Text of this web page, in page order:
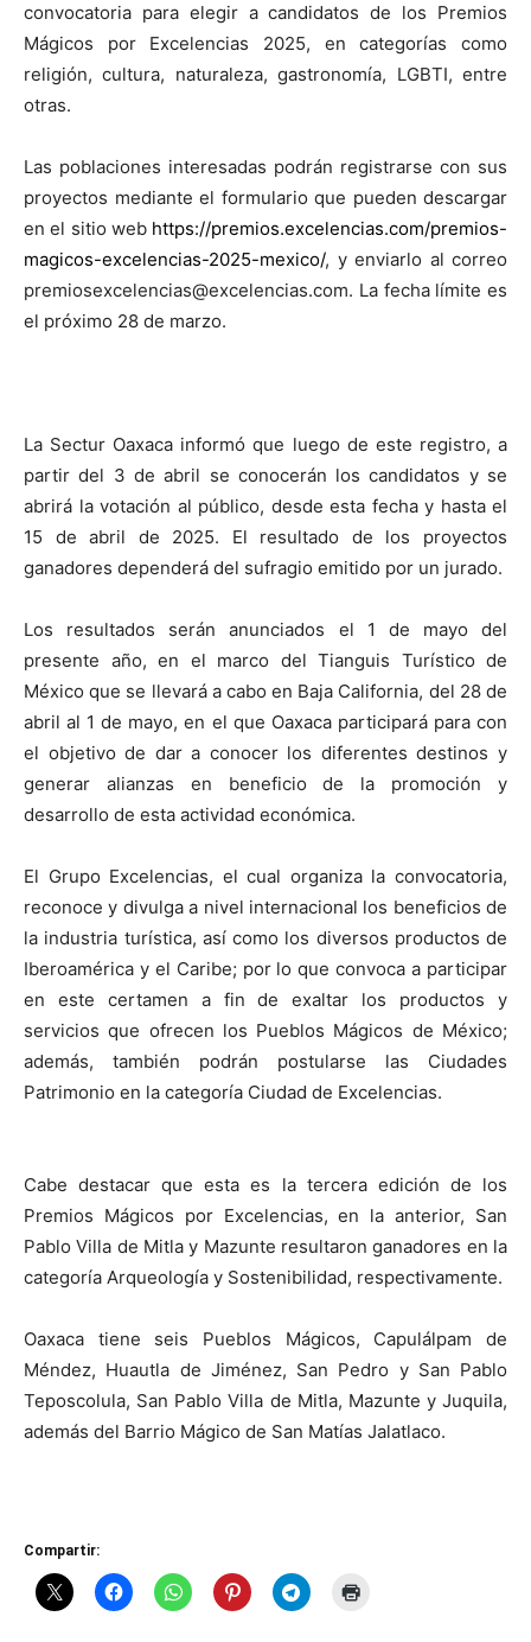
convocatoria para elegir a candidatos de los Premios
Mágicos por Excelencias 2025, en categorías como
religión, cultura, naturaleza, gastronomía, LGBTI, entre
otras.
Las poblaciones interesadas podrán registrarse con sus
proyectos mediante el formulario que pueden descargar
en el sitio web https://premios.excelencias.com/premios-
magicos-excelencias-2025-mexico/, y enviarlo al correo
premiosexcelencias@excelencias.com. La fecha límite es
el próximo 28 de marzo.
La Sectur Oaxaca informó que luego de este registro, a
partir del 3 de abril se conocerán los candidatos y se
abrirá la votación al público, desde esta fecha y hasta el
15 de abril de 2025. El resultado de los proyectos
ganadores dependerá del sufragio emitido por un jurado.
Los resultados serán anunciados el 1 de mayo del
presente año, en el marco del Tianguis Turístico de
México que se llevará a cabo en Baja California, del 28 de
abril al 1 de mayo, en el que Oaxaca participará para con
el objetivo de dar a conocer los diferentes destinos y
generar alianzas en beneficio de la promoción y
desarrollo de esta actividad económica.
El Grupo Excelencias, el cual organiza la convocatoria,
reconoce y divulga a nivel internacional los beneficios de
la industria turística, así como los diversos productos de
Iberoamérica y el Caribe; por lo que convoca a participar
en este certamen a fin de exaltar los productos y
servicios que ofrecen los Pueblos Mágicos de México;
además, también podrán postularse las Ciudades
Patrimonio en la categoría Ciudad de Excelencias.
Cabe destacar que esta es la tercera edición de los
Premios Mágicos por Excelencias, en la anterior, San
Pablo Villa de Mitla y Mazunte resultaron ganadores en la
categoría Arqueología y Sostenibilidad, respectivamente.
Oaxaca tiene seis Pueblos Mágicos, Capulálpam de
Méndez, Huautla de Jiménez, San Pedro y San Pablo
Teposcolula, San Pablo Villa de Mitla, Mazunte y Juquila,
además del Barrio Mágico de San Matías Jalatlaco.
Compartir: